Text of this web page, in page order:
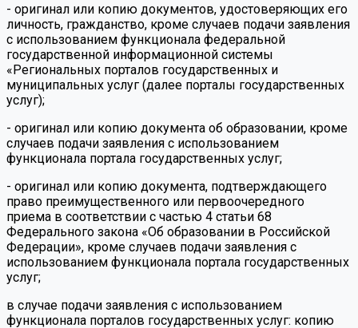
- оригинал или копию документов, удостоверяющих его
личность, гражданство, кроме случаев подачи заявления
с использованием функционала федеральной
государственной информационной системы
«Региональных порталов государственных и
муниципальных услуг (далее порталы государственных
услуг);
- оригинал или копию документа об образовании, кроме
случаев подачи заявления с использованием
функционала портала государственных услуг;
- оригинал или копию документа, подтверждающего
право преимущественного или первоочередного
приема в соответствии с частью 4 статьи 68
Федерального закона «Об образовании в Российской
Федерации», кроме случаев подачи заявления с
использованием функционала портала государственных
услуг;
в случае подачи заявления с использованием
функционала порталов государственных услуг: копию